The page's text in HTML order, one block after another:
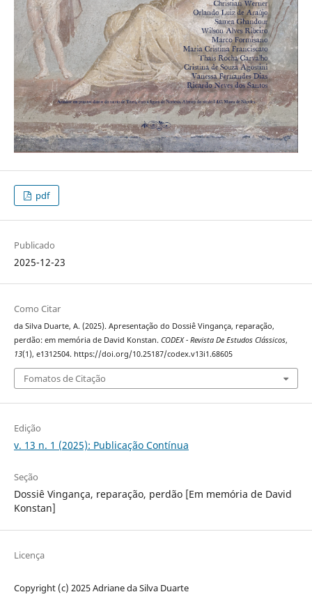
pdf
Publicado
2025-12-23
Como Citar
da Silva Duarte, A. (2025). Apresentação do Dossiê Vingança, reparação,
perdão: em memória de David Konstan. CODEX - Revista De Estudos Clássicos,
13(1), e1312504. https://doi.org/10.25187/codex.v13i1.68605
Fomatos de Citação
Edição
v. 13 n. 1 (2025): Publicação Contínua
Seção
Dossiê Vingança, reparação, perdão [Em memória de David
Konstan]
Licença
Copyright (c) 2025 Adriane da Silva Duarte